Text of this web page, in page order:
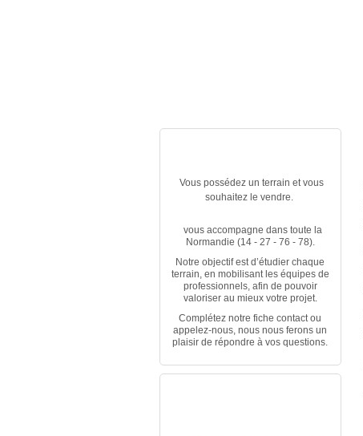
Vous possédez un terrain et vous
souhaitez le vendre.
vous accompagne dans toute la
Normandie (14 - 27 - 76 - 78).
Notre objectif est d’étudier chaque
terrain, en mobilisant les équipes de
professionnels, afin de pouvoir
valoriser au mieux votre projet.
Complétez notre fiche contact ou
appelez-nous, nous nous ferons un
plaisir de répondre à vos questions.